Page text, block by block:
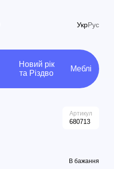
УкрРус
Новий рік
та Різдво
Меблі
Артикул
680713
В бажання